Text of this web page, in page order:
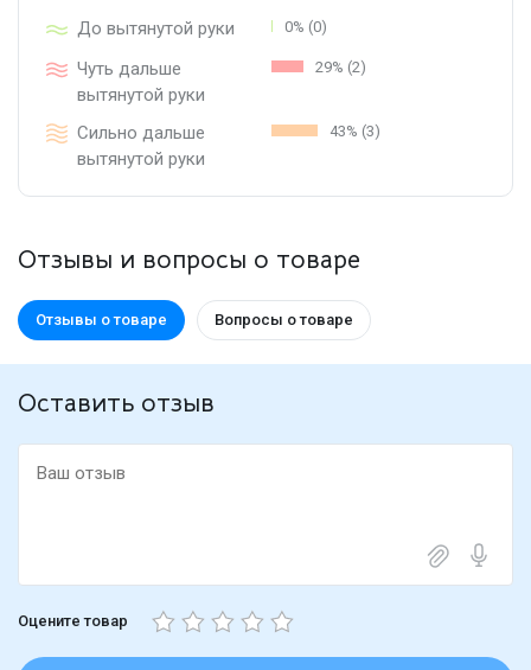
До вытянутой руки 0% (0)
Чуть дальше
вытянутой руки
29% (2)
Сильно дальше
вытянутой руки
43% (3)
Отзывы и вопросы о товаре
Отзывы о товаре Вопросы о товаре
Оставить отзыв
Оцените товар